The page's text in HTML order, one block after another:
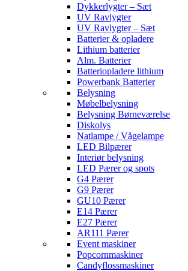
Dykkerlygter – Sæt
UV Ravlygter
UV Ravlygter – Sæt
Batterier & opladere
Lithium batterier
Alm. Batterier
Batteriopladere lithium
Powerbank Batterier
Belysning
Møbelbelysning
Belysning Børneværelse
Diskolys
Natlampe / Vågelampe
LED Bilpærer
Interiør belysning
LED Pærer og spots
G4 Pærer
G9 Pærer
GU10 Pærer
E14 Pærer
E27 Pærer
AR111 Pærer
Event maskiner
Popcornmaskiner
Candyflossmaskiner